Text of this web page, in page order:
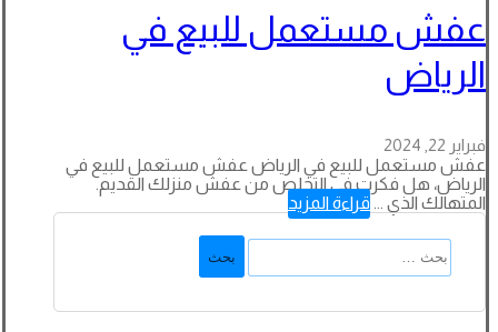
عفش مستعمل للبيع في
الرياض
فبراير 22, 2024
عفش مستعمل للبيع في الرياض عفش مستعمل للبيع في
الرياض، هل فكرت في التخلص من عفش منزلك القديم.
المتهالك الذي ... قراءة المزيد
البحث
عن: